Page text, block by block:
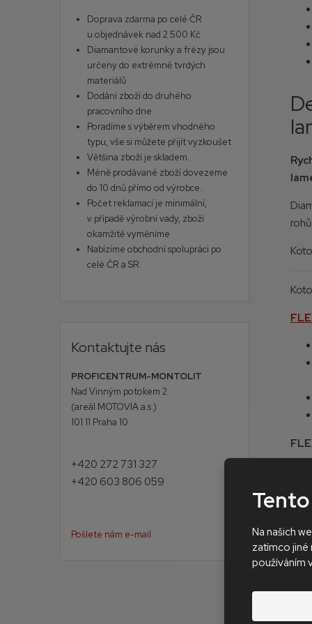
Na našich
zatímco jiné
používáním
Doprava zdarma po celé ČR
u objednávek nad 2 500 Kč
Diamantové korunky a frézy jsou
určeny do extrémně tvrdých
materiálů
Dodání zboží do druhého
pracovního dne
Poradíme s výběrem vhodného
typu, vše si můžete přijít vyzkoušet
Většina zboží je skladem.
Méně prodávané zboží dovezeme
do 10 dnů přímo od výrobce.
Počet reklamací je minimální,
v případě výrobní vady, zboží
okamžitě vyměníme
Nabízíme obchodní spolupráci po
celé ČR a SR.
Kontaktujte nás
PROFICENTRUM-MONTOLIT
Nad Vinným potokem 2
(areál MOTOVIA a.s.)
101 11 Praha 10
+420 272 731 327
+420 603 806 059
Pošlete nám e-mail